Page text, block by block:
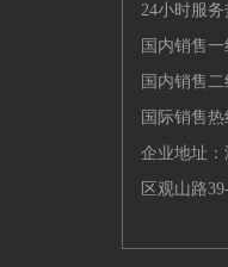
24小时服务
国内销售一
国内销售二
国际销售热
企业地址：
区观山路